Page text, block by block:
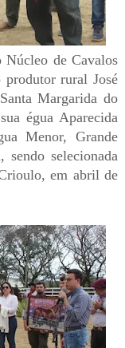
Núcleo de Cavalos
produtor rural José
Margarida do
égua Aparecida
Menor, Grande
selecionada
em abril de